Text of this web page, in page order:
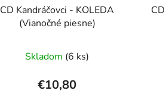
CD Kandráčovci - KOLEDA
(Vianočné piesne)
Skladom (6 ks)
€10,80